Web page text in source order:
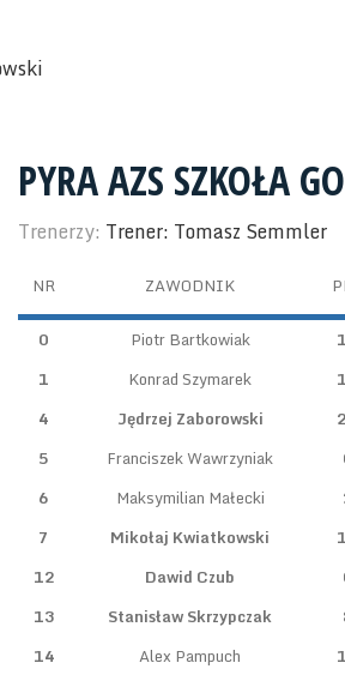
PYRA AZS SZKOŁA
Trenerzy: Trener: Tomasz Semmler
NR ZAWODNIK
0 Piotr Bartkowiak
1
Konrad Szymarek
4
Jędrzej Zaborowski
5
Franciszek Wawrzyniak
6
Maksymilian Małecki
7
Mikołaj Kwiatkowski
12
Dawid Czub
13
Stanisław Skrzypczak
14
Alex Pampuch